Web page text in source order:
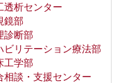
透析センター
鏡部
診断部
ビリテーション療法部
工学部
相談・支援センター